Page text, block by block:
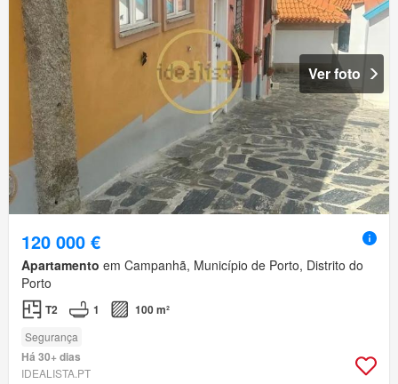
Ver foto
120 000 €
Apartamento em Campanhã, Município de Porto, Distrito do
Porto
T2 1 100 m²
Segurança
Há 30+ dias
IDEALISTA.PT